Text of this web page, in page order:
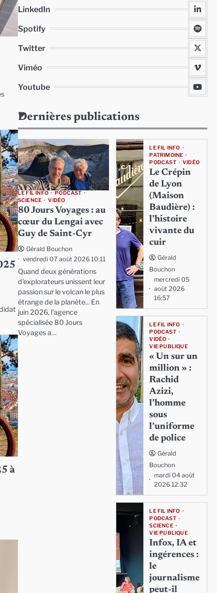
à
LinkedIn
Spotify
Twitter
Viméo
Youtube
Dernières publications
LE FIL INFO
PODCAST
SCIENCE
VIDÉO
80 Jours Voyages : au
cœur du Lengai avec
Guy de Saint-Cyr
Gérald Bouchon
vendredi 07 août 2026 10:11
Quand deux générations
d'explorateurs unissent leur
passion sur le volcan le plus
étrange de la planète... En
juin 2026, l'agence
spécialisée 80 Jours
Voyages a…
LE FIL INFO
PATRIMOINE
PODCAST
VIDÉO
Le Crépin
de Lyon
(Maison
Baudière) :
l’histoire
vivante du
cuir
Gérald
Bouchon
mercredi 05
août 2026
16:57
LE FIL INFO
PODCAST
VIDÉO
VIE PUBLIQUE
« Un sur un
million » :
Rachid
Azizi,
l’homme
sous
l’uniforme
de police
Gérald
Bouchon
mardi 04 août
2026 12:32
LE FIL INFO
PODCAST
SCIENCE
VIE PUBLIQUE
Infox, IA et
ingérences :
le
journalisme
peut-il